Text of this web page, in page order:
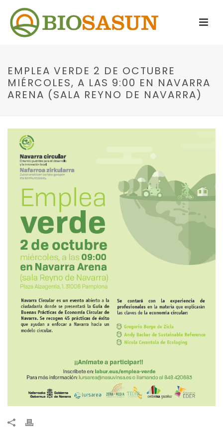
EMPLEA VERDE 2 DE OCTUBRE
MIÉRCOLES, A LAS 9:00 EN NAVARRA
ARENA (SALA REYNO DE NAVARRA)